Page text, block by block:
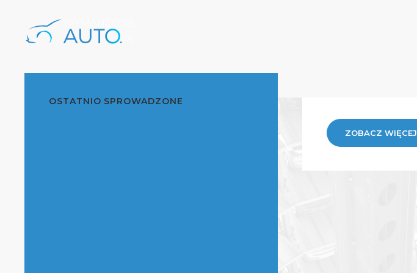
OSTATNIO SPROWADZONE
ZOBACZ WIĘCEJ